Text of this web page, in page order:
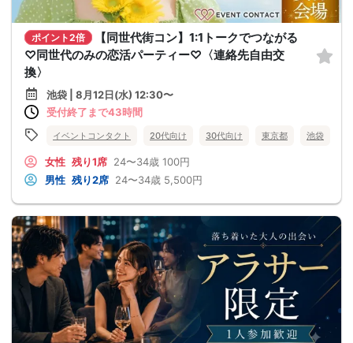
ポイント2倍
【同世代街コン】1:1トークでつながる
♡同世代のみの恋活パーティー♡〈連絡先自由交
換〉
池袋 | 8月12日(水) 12:30〜
受付終了まで43時間
イベントコンタクト 20代向け 30代向け 東京都 池袋
女性 残り1席 24〜34歳 100円
男性 残り2席 24〜34歳 5,500円